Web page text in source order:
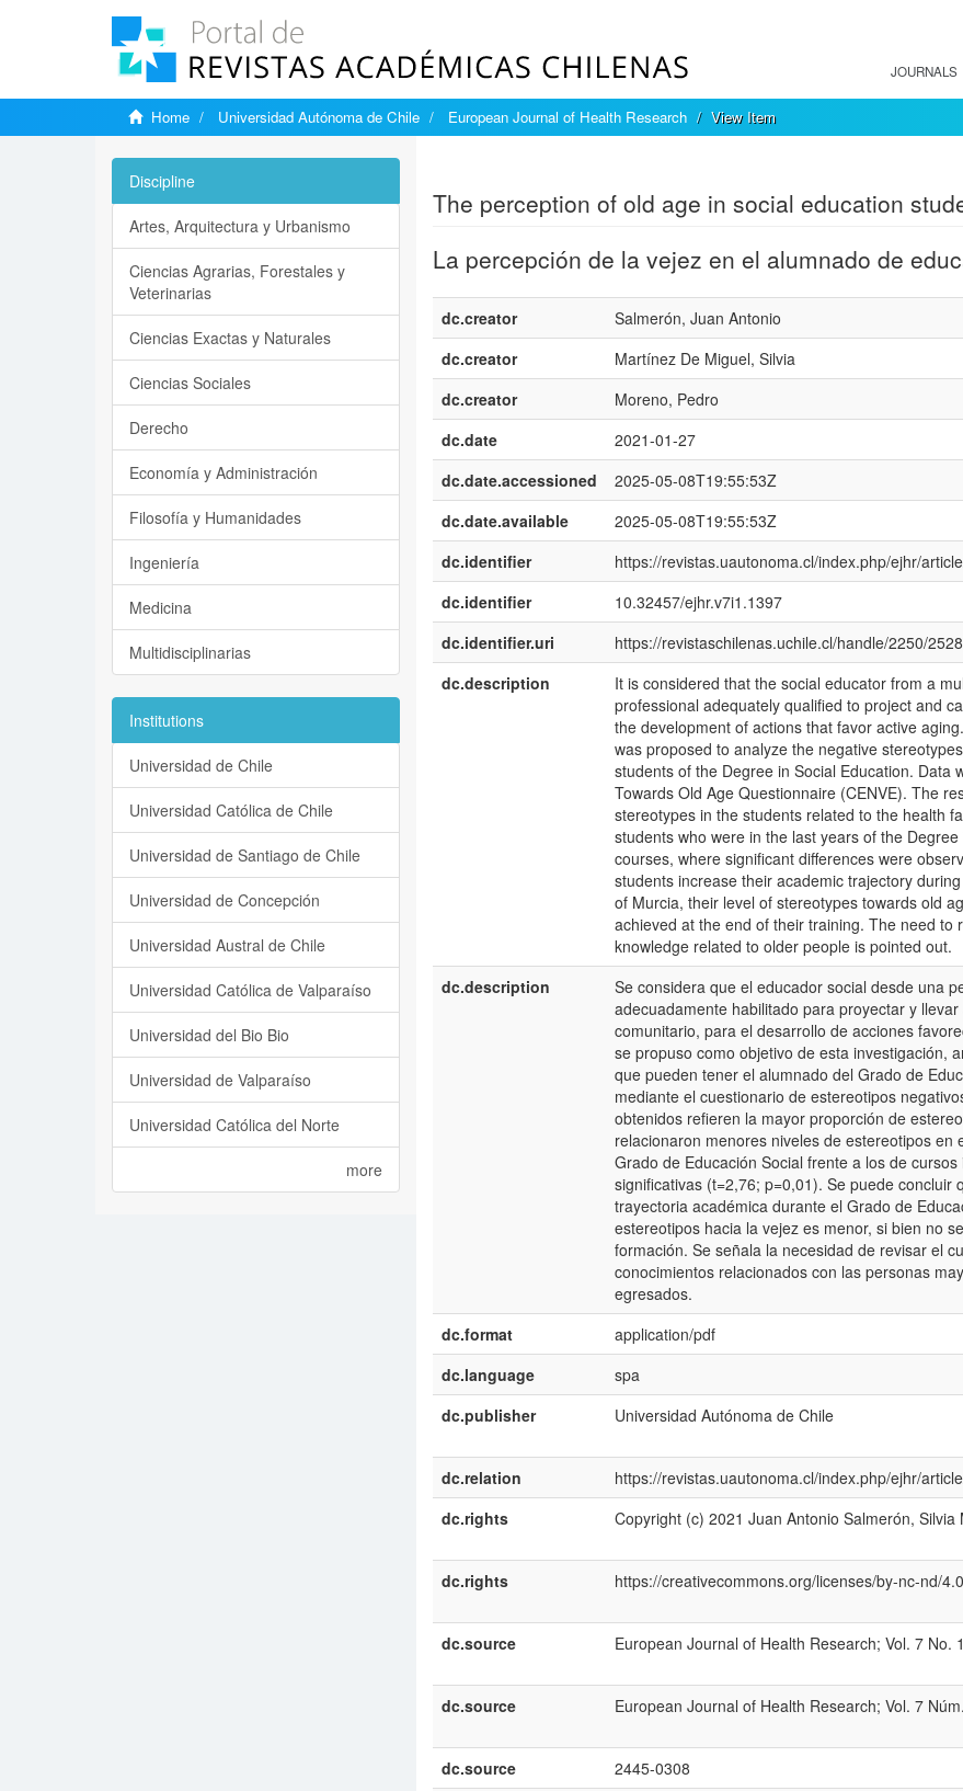
JOURNALS
Home Universidad Autónoma de Chile European Journal of Health Research View Item
The perception of old age in social education
La percepción de la vejez en el alumnado de
dc.creator
Salmerón, Juan Antonio
dc.creator
Martínez De Miguel, Silvia
dc.creator
Moreno, Pedro
dc.date
2021-01-27
dc.date.accessioned
2025-05-08T19:55:53Z
dc.date.available
2025-05-08T19:55:53Z
dc.identifier
https://revistas.uautonoma.cl/index.php/ejhr/
dc.identifier
10.32457/ejhr.v7i1.1397
dc.identifier.uri
https://revistaschilenas.uchile.cl/handle/2250/
dc.description
It is considered that the social educator from a
professional adequately qualified to project and
the development of actions that favor active
was proposed to analyze the negative
students of the Degree in Social Education. Data
Towards Old Age Questionnaire (CENVE). The
stereotypes in the students related to the health
students who were in the last years of the
courses, where significant differences were
students increase their academic trajectory
of Murcia, their level of stereotypes towards old
achieved at the end of their training. The need
knowledge related to older people is pointed out.
dc.description
Se considera que el educador social desde una
adecuadamente habilitado para proyectar y
comunitario, para el desarrollo de acciones
se propuso como objetivo de esta investigación,
que pueden tener el alumnado del Grado de
mediante el cuestionario de estereotipos
obtenidos refieren la mayor proporción de
relacionaron menores niveles de estereotipos
Grado de Educación Social frente a los de
significativas (t=2,76; p=0,01). Se puede
trayectoria académica durante el Grado de
estereotipos hacia la vejez es menor, si bien no
formación. Se señala la necesidad de revisar el
conocimientos relacionados con las personas
egresados.
dc.format
application/pdf
dc.language
spa
dc.publisher
Universidad Autónoma de Chile
dc.relation
https://revistas.uautonoma.cl/index.php/ejhr/
dc.rights
Copyright (c) 2021 Juan Antonio Salmerón,
dc.rights
https://creativecommons.org/licenses/by-nc-nd/4.0
dc.source
European Journal of Health Research; Vol. 7 No.
dc.source
European Journal of Health Research; Vol. 7
dc.source
2445-0308
Discipline
Artes, Arquitectura y Urbanismo
Ciencias Agrarias, Forestales y
Veterinarias
Ciencias Exactas y Naturales
Ciencias Sociales
Derecho
Economía y Administración
Filosofía y Humanidades
Ingeniería
Medicina
Multidisciplinarias
Institutions
Universidad de Chile
Universidad Católica de Chile
Universidad de Santiago de Chile
Universidad de Concepción
Universidad Austral de Chile
Universidad Católica de Valparaíso
Universidad del Bio Bio
Universidad de Valparaíso
Universidad Católica del Norte
more